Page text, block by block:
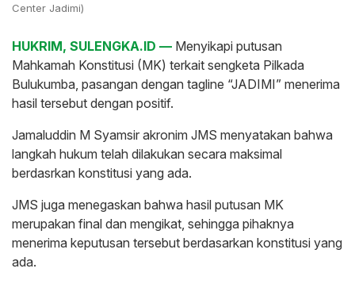
Center Jadimi)
HUKRIM, SULENGKA.ID — Menyikapi putusan
Mahkamah Konstitusi (MK) terkait sengketa Pilkada
Bulukumba, pasangan dengan tagline “JADIMI” menerima
hasil tersebut dengan positif.
Jamaluddin M Syamsir akronim JMS menyatakan bahwa
langkah hukum telah dilakukan secara maksimal
berdasrkan konstitusi yang ada.
JMS juga menegaskan bahwa hasil putusan MK
merupakan final dan mengikat, sehingga pihaknya
menerima keputusan tersebut berdasarkan konstitusi yang
ada.